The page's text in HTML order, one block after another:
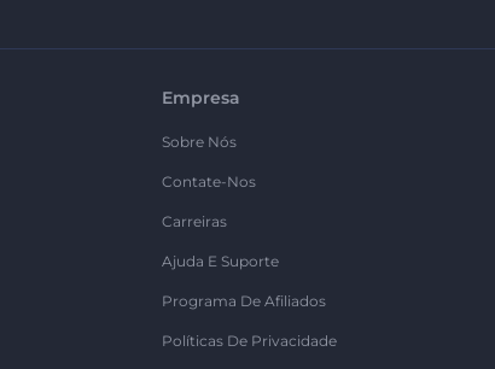
Empresa
Sobre Nós
Contate-Nos
Carreiras
Ajuda E Suporte
Programa De Afiliados
Políticas De Privacidade